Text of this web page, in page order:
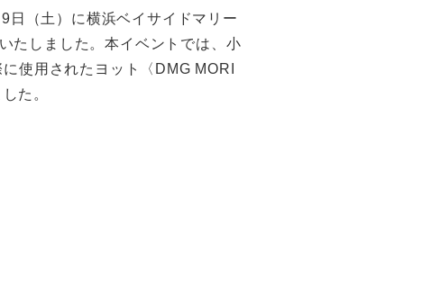
日（土）に横浜ベイサイドマリー
たしました。本イベントでは、小
使用されたヨット〈DMG MORI
た。